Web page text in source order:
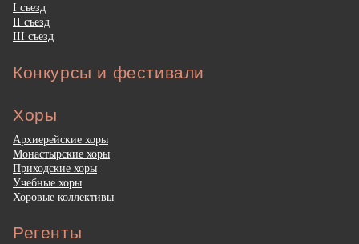
I съезд
II съезд
III съезд
Конкурсы и фестивали
Хоры
Архиерейские хоры
Монастырские хоры
Приходские хоры
Учебные хоры
Хоровые коллективы
Регенты